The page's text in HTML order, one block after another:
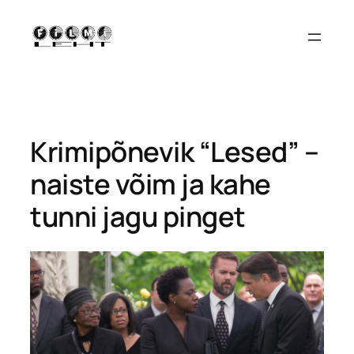
sisu
juurde
Krimipõnevik “Lesed” –
naiste võim ja kahe
tunni jagu pinget